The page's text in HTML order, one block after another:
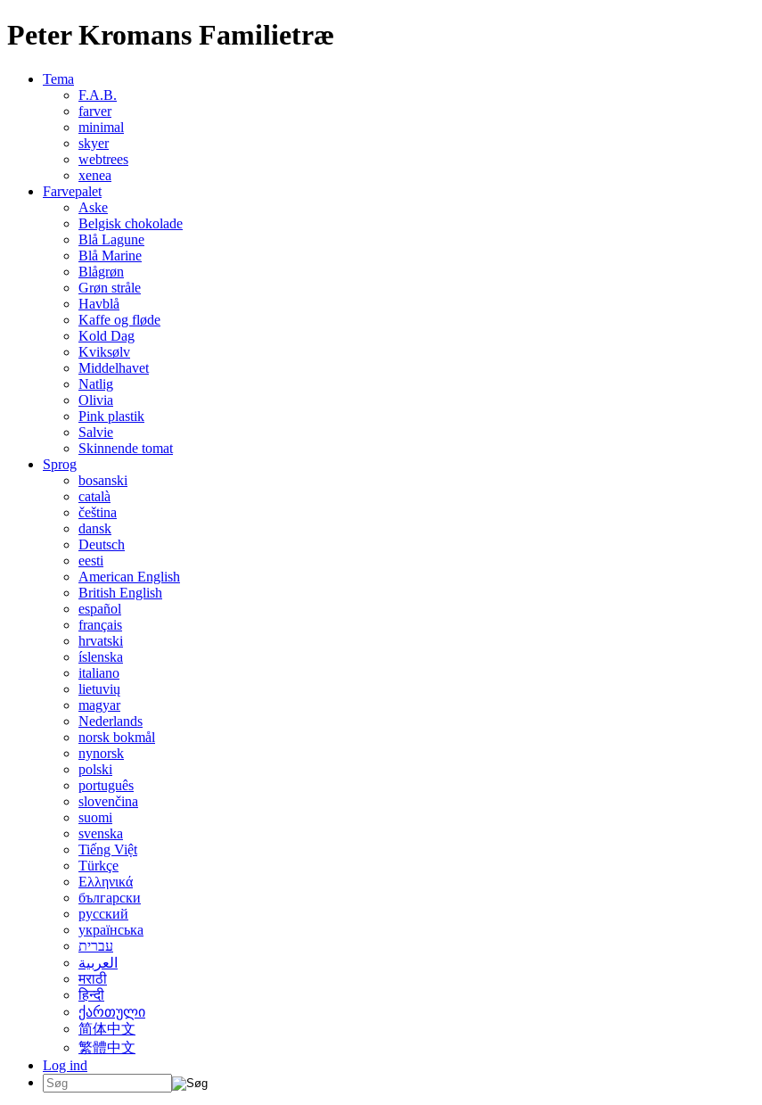
Peter Kromans Familietræ
Tema
F.A.B.
farver
minimal
skyer
webtrees
xenea
Farvepalet
Aske
Belgisk chokolade
Blå Lagune
Blå Marine
Blågrøn
Grøn stråle
Havblå
Kaffe og fløde
Kold Dag
Kviksølv
Middelhavet
Natlig
Olivia
Pink plastik
Salvie
Skinnende tomat
Sprog
bosanski
català
čeština
dansk
Deutsch
eesti
American English
British English
español
français
hrvatski
íslenska
italiano
lietuvių
magyar
Nederlands
norsk bokmål
nynorsk
polski
português
slovenčina
suomi
svenska
Tiếng Việt
Türkçe
Ελληνικά
български
русский
українська
עברית
العربية
मराठी
हिन्दी
ქართული
简体中文
繁體中文
Log ind